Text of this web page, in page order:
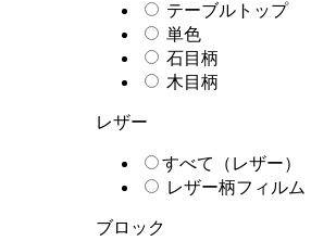
テーブルトップ
単色
石目柄
木目柄
レザー
すべて（レザー）
レザー柄フィルム
ブロック